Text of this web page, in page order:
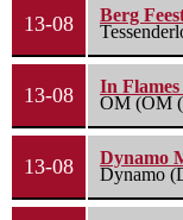
13-08
Berg
13-08
In
OM (OM
13-08
Dynamo
Dynamo